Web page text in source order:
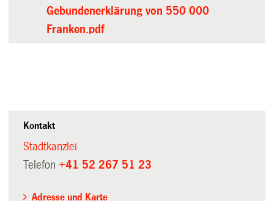
Gebundenerklärung von 550 000
Franken.pdf
Kontakt
Stadtkanzlei
Telefon+41 52 267 51 23
Adresse und Karte